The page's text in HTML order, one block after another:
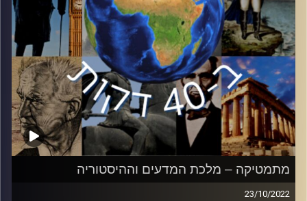
ознаменовала собой конец царской эпохи и
создание первого коммунистического государства –
Союза Советских Социалистических Республик
(СССР).
В этой серии мы поговорим о предводителях,
решениях и влиянии СССР на мир.
קרדיט תמונות:יוסי מצרי
מתמטיקה – מלכת המדעים וההיסטוריה
23/10/2022